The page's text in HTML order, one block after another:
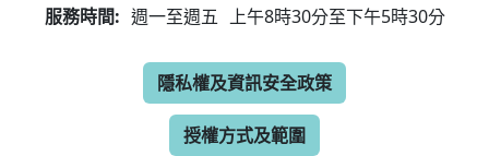
服務時間: 週一至週五 上午8時30分至下午5時30分
隱私權及資訊安全政策
授權方式及範圍